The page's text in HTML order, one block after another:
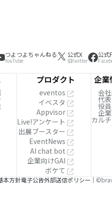
つよつよちゃんねる
YouTube
公式X
旧twitter
公式
プロダクト
eventos
イベスタ
Appvisor
Live!アンケート
出展ブースター
EventNews
AI chat bot
企業向けGAI
ボケて
企業
会
代
役
企
カル
本方針電子公告外部送信ポリシー